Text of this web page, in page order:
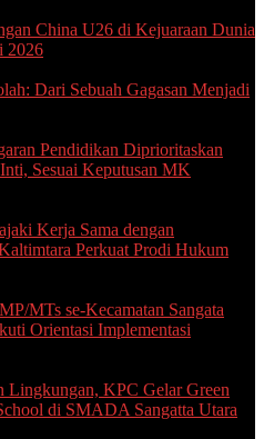
China U26 di Kejuaraan Dunia
2026
Dari Sebuah Gagasan Menjadi
Pendidikan Diprioritaskan
Sesuai Keputusan MK
Kerja Sama dengan
Perkuat Prodi Hukum
MTs se-Kecamatan Sangata
Orientasi Implementasi
Lingkungan, KPC Gelar Green
di SMADA Sangatta Utara